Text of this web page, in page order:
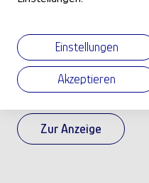
Im Garten sollte auch ein
Datum:24.07.2026
Ort:
Bischofsheim
Zur Anzeige
Einstellungen
Akzeptieren